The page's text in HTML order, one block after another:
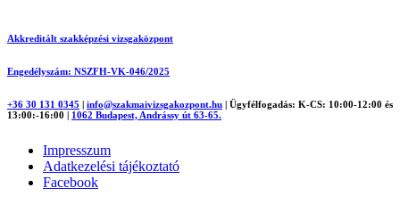
Akkreditált szakképzési vizsgaközpont
Engedélyszám: NSZFH-VK-046/2025
+36 30 131 0345 info@szakmaivizsgakozpont.hu
Ügyfélfogadás: K-CS: 10:00-12:00 és
13:00:-16:00
1062 Budapest, Andrássy út 63-65.
Impresszum
Adatkezelési tájékoztató
Facebook